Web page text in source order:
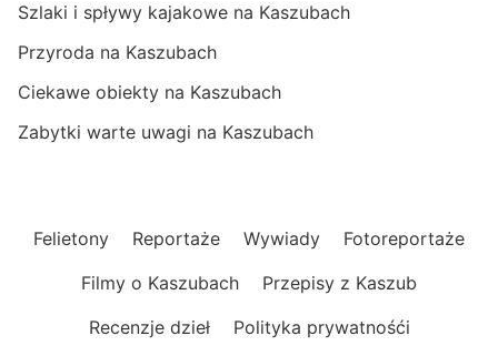
Szlaki i spływy kajakowe na Kaszubach
Przyroda na Kaszubach
Ciekawe obiekty na Kaszubach
Zabytki warte uwagi na Kaszubach
Felietony Reportaże Wywiady
Fotoreportaże
Filmy o Kaszubach
Przepisy z Kaszub
Recenzje dzieł
Polityka prywatnośći